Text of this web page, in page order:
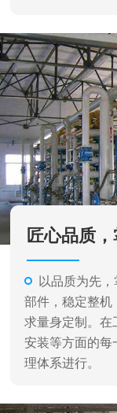
匠心品质
以品质为先
部件，稳定整机
求量身定制。在
安装等方面的每
理体系进行。